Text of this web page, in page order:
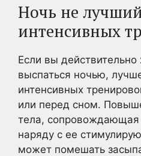
Ночь не
интенсивных
Если вы действительно
выспаться ночью,
интенсивных
или перед сном.
тела, сопровождающая
наряду с ее
может помешать